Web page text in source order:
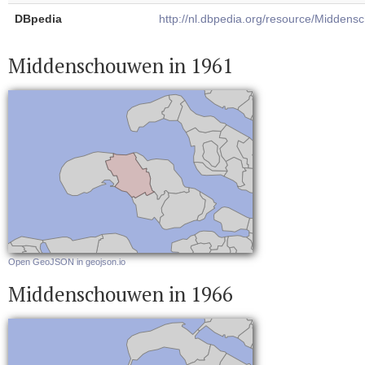
DBpedia http://nl.dbpedia.org/resource/
Middenschouwen in 1961
Open GeoJSON in geojson.io
Middenschouwen in 1966